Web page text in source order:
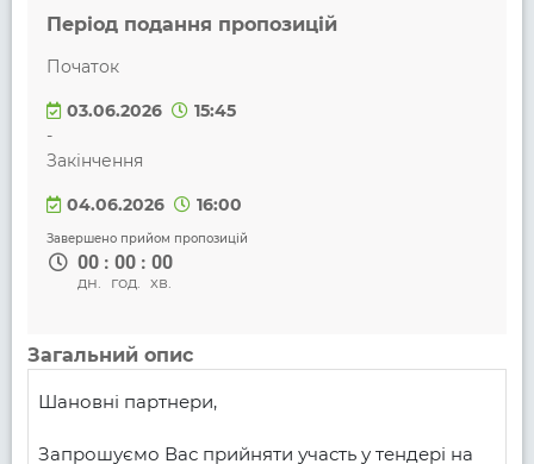
Період подання пропозицій
Початок
03.06.2026
15:45
-
Закінчення
04.06.2026 16:00
Завершено прийом пропозицій
00 : 00 : 00
дн. год. хв.
Загальний опис
Шановні партнери,
Запрошуємо Вас прийняти участь у тендері на